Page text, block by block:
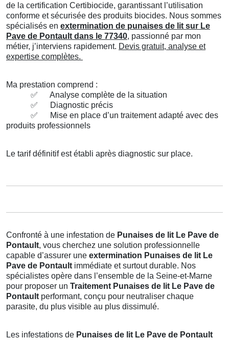
de la certification Certibiocide, garantissant l’utilisation
conforme et sécurisée des produits biocides. Nous sommes
spécialisés en extermination de punaises de lit sur Le
Pave de Pontault dans le 77340, passionné par mon
métier, j’interviens rapidement. Devis gratuit, analyse et
expertise complètes.
Ma prestation comprend :
✅
Analyse complète de la situation
✅
Diagnostic précis
✅
Mise en place d’un traitement adapté avec des
produits professionnels
Le tarif définitif est établi après diagnostic sur place.
Confronté à une infestation de Punaises de lit Le Pave de
Pontault, vous cherchez une solution professionnelle
capable d’assurer une extermination Punaises de lit Le
Pave de Pontault immédiate et surtout durable. Nos
spécialistes opère dans l’ensemble de la Seine-et-Marne
pour proposer un Traitement Punaises de lit Le Pave de
Pontault performant, conçu pour neutraliser chaque
parasite, du plus visible au plus dissimulé.
Les infestations de Punaises de lit Le Pave de Pontault